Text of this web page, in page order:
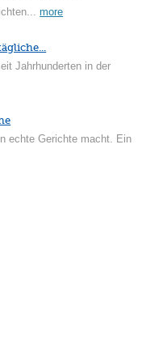
more
Jahrhunderten in der
echte Gerichte macht. Ein